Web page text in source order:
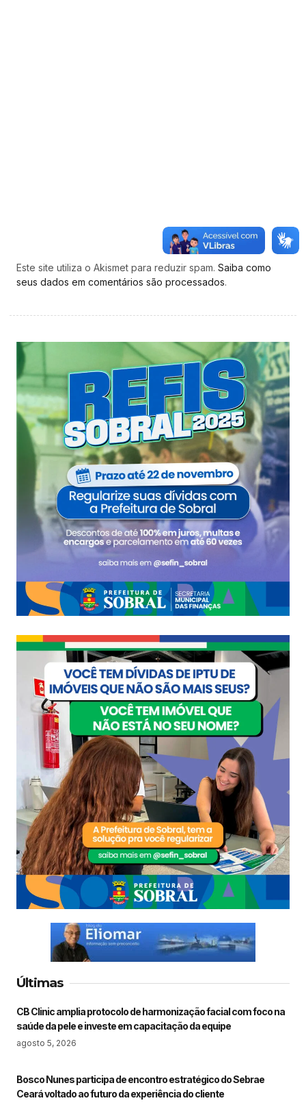
Este site utiliza o Akismet para reduzir spam. Saiba como
seus dados em comentários são processados.
Últimas
CB Clinic amplia protocolo de harmonização facial com foco na
saúde da pele e investe em capacitação da equipe
agosto 5, 2026
Bosco Nunes participa de encontro estratégico do Sebrae
Ceará voltado ao futuro da experiência do cliente